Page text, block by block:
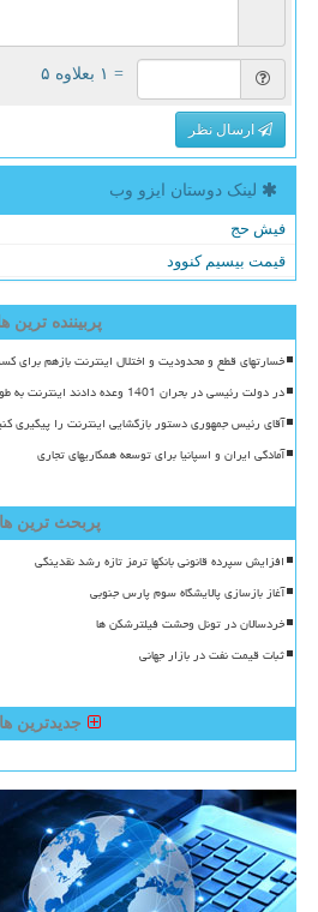
= ۱ بعلاوه ۵
ارسال نظر
لینک دوستان ایزو وب
فیش حج
قیمت بیسیم کنوود
پربیننده ترین
خسارتهای قطع و محدودیت و اختلال اینترنت بازهم برای
در دولت رئیسی در بحران 1401 وعده دادند اینترنت به طور موقت قطع می شود اما ماندگار شد
آقای رئیس جمهوری دستور بازگشایی اینترنت را پیگیری
آمادگی ایران و اسپانیا برای توسعه همکاریهای تجاری
پربحث ترین ها
افزایش سپرده قانونی بانکها ترمز تازه رشد نقدینگی
آغاز بازسازی پالایشگاه سوم پارس جنوبی
خردسالان در تونل وحشت فیلترشکن ها
ثبات قیمت نفت در بازار جهانی
جدیدترین ها